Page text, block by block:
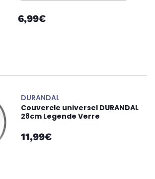
6,99€
DURANDAL
Couvercle universel DURANDAL
28cm Legende Verre
11,99€